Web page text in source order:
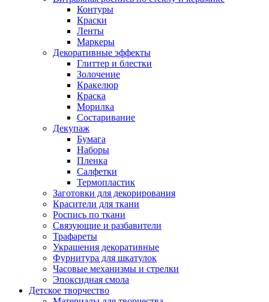
Контуры
Краски
Ленты
Маркеры
Декоративные эффекты
Глиттер и блестки
Золочение
Кракелюр
Краска
Морилка
Состаривание
Декупаж
Бумага
Наборы
Пленка
Салфетки
Термопластик
Заготовки для декорирования
Красители для ткани
Роспись по ткани
Связующие и разбавители
Трафареты
Украшения декоративные
Фурнитура для шкатулок
Часовые механизмы и стрелки
Эпоксидная смола
Детское творчество